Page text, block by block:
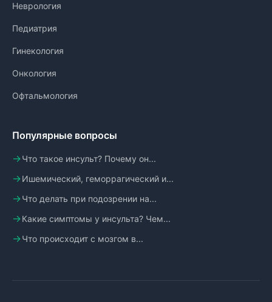
Неврология
Педиатрия
Гинекология
Онкология
Офтальмология
Популярные вопросы
Что такое инсульт? Почему он...
Ишемический, геморрагический и...
Что делать при подозрении на...
Какие симптомы у инсульта? Чем...
Что происходит с мозгом в...